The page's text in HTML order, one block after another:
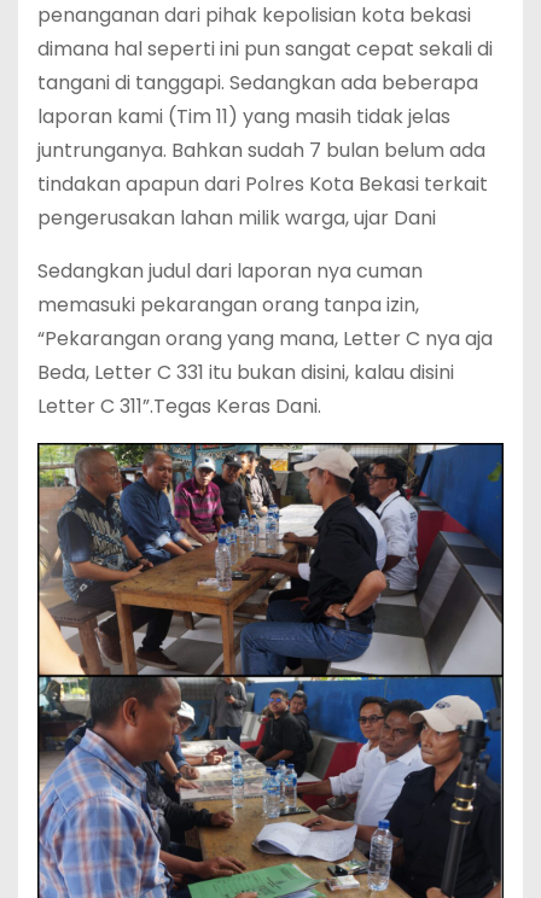
penanganan dari pihak kepolisian kota bekasi
dimana hal seperti ini pun sangat cepat sekali di
tangani di tanggapi. Sedangkan ada beberapa
laporan kami (Tim 11) yang masih tidak jelas
juntrunganya. Bahkan sudah 7 bulan belum ada
tindakan apapun dari Polres Kota Bekasi terkait
pengerusakan lahan milik warga, ujar Dani
Sedangkan judul dari laporan nya cuman
memasuki pekarangan orang tanpa izin,
“Pekarangan orang yang mana, Letter C nya aja
Beda, Letter C 331 itu bukan disini, kalau disini
Letter C 311”.Tegas Keras Dani.